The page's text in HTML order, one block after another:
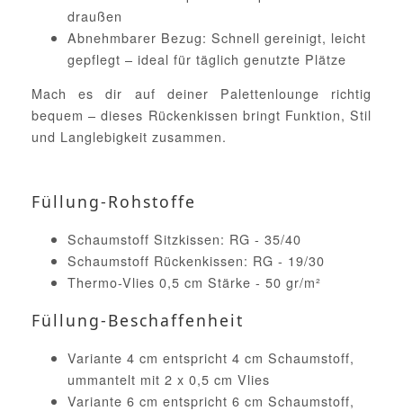
draußen
Abnehmbarer Bezug: Schnell gereinigt, leicht
gepflegt – ideal für täglich genutzte Plätze
Mach es dir auf deiner Palettenlounge richtig
bequem – dieses Rückenkissen bringt Funktion, Stil
und Langlebigkeit zusammen.
Füllung-Rohstoffe
Schaumstoff Sitzkissen: RG - 35/40
Schaumstoff Rückenkissen: RG - 19/30
Thermo-Vlies 0,5 cm Stärke - 50 gr/m²
Füllung-Beschaffenheit
Variante 4 cm entspricht 4 cm Schaumstoff,
ummantelt mit 2 x 0,5 cm Vlies
Variante 6 cm entspricht 6 cm Schaumstoff,